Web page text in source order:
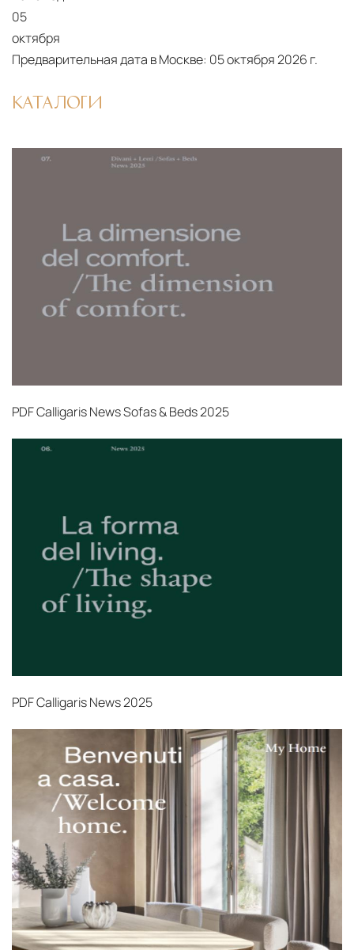
05
октября
Предварительная дата в Москве: 05 октября 2026 г.
КАТАЛОГИ
PDFCalligaris News Sofas & Beds 2025
PDFCalligaris News 2025